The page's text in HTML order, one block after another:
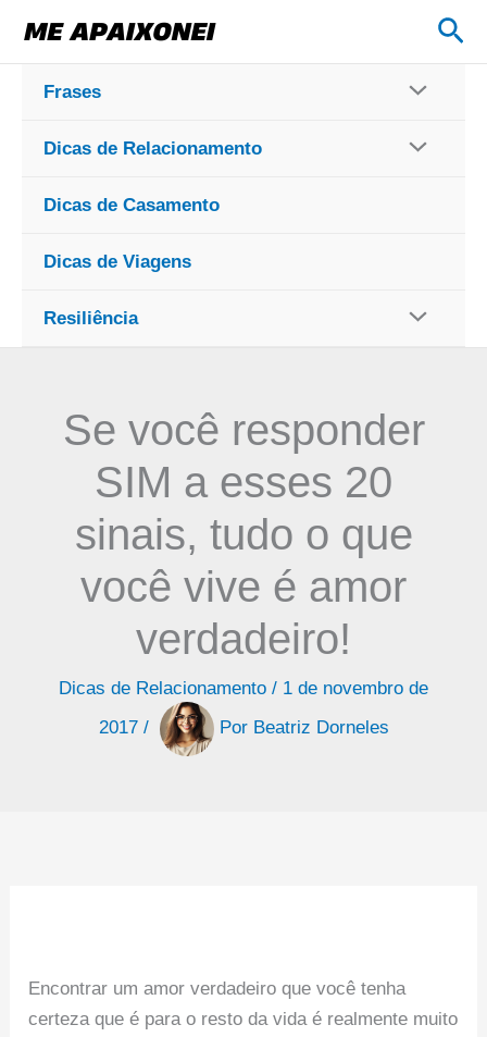
para
conteúdo
Frases
Dicas de Relacionamento
Dicas de Casamento
Dicas de Viagens
Resiliência
Se você responder
SIM a esses 20
sinais, tudo o que
você vive é amor
verdadeiro!
Dicas de Relacionamento / 1 de novembro de
2017 / Por Beatriz Dorneles
Encontrar um amor verdadeiro que você tenha
certeza que é para o resto da vida é realmente muito